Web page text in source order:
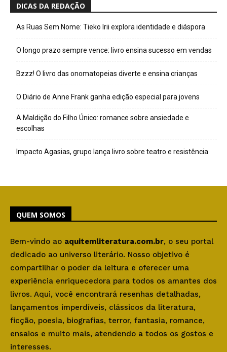
DICAS DA REDAÇÃO
As Ruas Sem Nome: Tieko Irii explora identidade e diáspora
O longo prazo sempre vence: livro ensina sucesso em vendas
Bzzz! O livro das onomatopeias diverte e ensina crianças
O Diário de Anne Frank ganha edição especial para jovens
A Maldição do Filho Único: romance sobre ansiedade e
escolhas
Impacto Agasias, grupo lança livro sobre teatro e resistência
QUEM SOMOS
Bem-vindo ao aquitemliteratura.com.br, o seu portal
dedicado ao universo literário. Nosso objetivo é
compartilhar o poder da leitura e oferecer uma
experiência enriquecedora para todos os amantes dos
livros. Aqui, você encontrará resenhas detalhadas,
lançamentos imperdíveis, clássicos da literatura,
ficção, poesia, biografias, terror, fantasia, romance,
ensaios e muito mais, atendendo a todos os gostos e
interesses.